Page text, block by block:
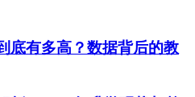
底有多高？数据背后的教